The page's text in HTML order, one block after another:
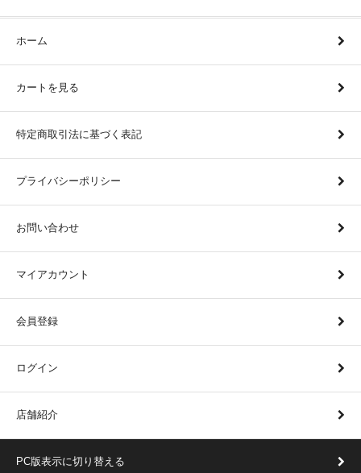
ホーム
カートを見る
特定商取引法に基づく表記
プライバシーポリシー
お問い合わせ
マイアカウント
会員登録
ログイン
店舗紹介
PC版表示に切り替える